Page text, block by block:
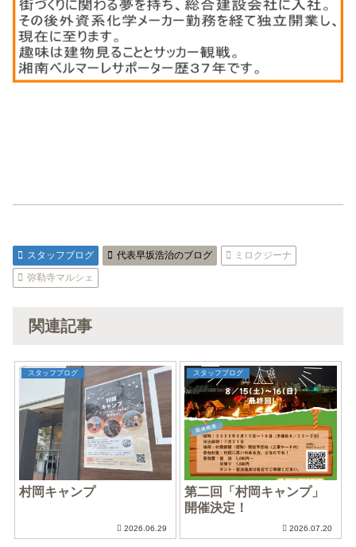
スタッフブログ 代表早坂浩治のブログ
ミロクジーナ
弥勒寺マルシェ
関連記事
スタッフブログ
村岡キャンプ
2026.06.29
スタッフブログ
第二回「村岡キャンプ」
開催決定！
2026.07.20